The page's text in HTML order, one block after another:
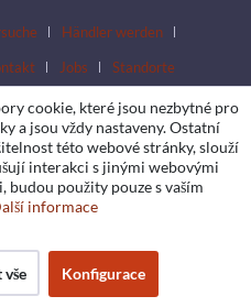
Händler werden
Jobs Standorte
cookie, které jsou nezbytné pro
a jsou vždy nastaveny. Ostatní
této webové stránky, slouží
interakci s jinými webovými
použity pouze s vaším
informace
Konfigurace